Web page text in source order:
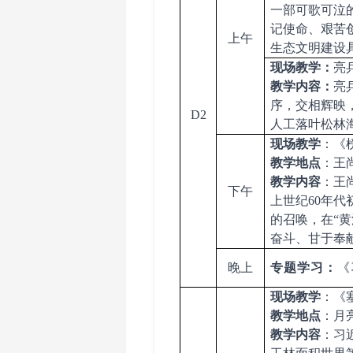
D2
上午
一部可歌可泣
记使命、艰苦
生态文明建设
现场教学： 亮
教学内容： 亮
序，交相辉映
人工落叶松林
下午
现场教学 ：
教学地点 ： 王
教学内容 ：
上世纪60年代
的召唤，在“
奋斗、甘于奉
晚上 专题学习：
现场教学 ：
教学地点 ： 月
教学内容 ：